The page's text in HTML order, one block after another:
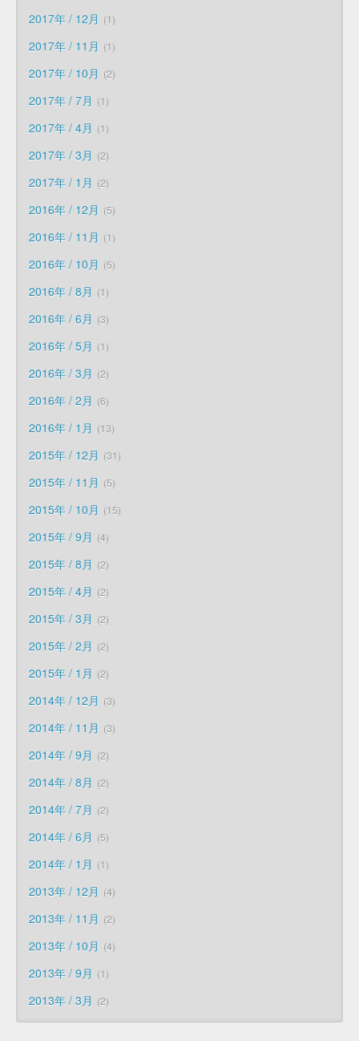
2017年 / 12月 1
2017年 / 11月 1
2017年 / 10月 2
2017年 / 7月 1
2017年 / 4月 1
2017年 / 3月 2
2017年 / 1月 2
2016年 / 12月 5
2016年 / 11月 1
2016年 / 10月 5
2016年 / 8月 1
2016年 / 6月 3
2016年 / 5月 1
2016年 / 3月 2
2016年 / 2月 6
2016年 / 1月 13
2015年 / 12月 31
2015年 / 11月 5
2015年 / 10月 15
2015年 / 9月 4
2015年 / 8月 2
2015年 / 4月 2
2015年 / 3月 2
2015年 / 2月 2
2015年 / 1月 2
2014年 / 12月 3
2014年 / 11月 3
2014年 / 9月 2
2014年 / 8月 2
2014年 / 7月 2
2014年 / 6月 5
2014年 / 1月 1
2013年 / 12月 4
2013年 / 11月 2
2013年 / 10月 4
2013年 / 9月 1
2013年 / 3月 2